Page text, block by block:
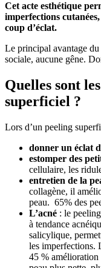
Cet acte esthétique
imperfections
coup d’éclat.
Le principal avantage
sociale, aucune gêne.
Quelles sont
superficiel ?
Lors d’un peeling
donner un éclat
estomper des
cellulaire, les
entretien de la
collagène, il
peau. 65% des
L’acné : le
à tendance
salicylique,
les imperfections.
45 % amélioration